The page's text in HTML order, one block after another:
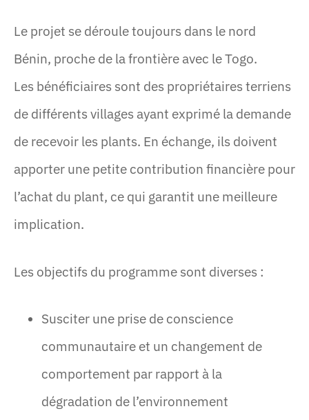
Le projet se déroule toujours dans le nord
Bénin, proche de la frontière avec le Togo.
Les bénéficiaires sont des propriétaires terriens
de différents villages ayant exprimé la demande
de recevoir les plants. En échange, ils doivent
apporter une petite contribution financière pour
l’achat du plant, ce qui garantit une meilleure
implication.
Les objectifs du programme sont diverses :
Susciter une prise de conscience
communautaire et un changement de
comportement par rapport à la
dégradation de l’environnement